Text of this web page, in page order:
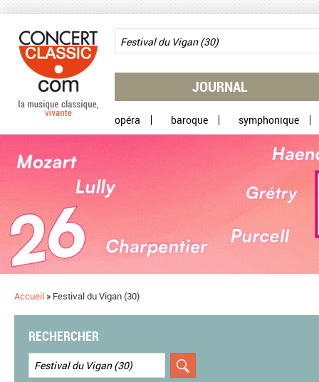
JOURNAL
opéra baroque symphonique
Accueil » Festival du Vigan (30)
RECHERCHER